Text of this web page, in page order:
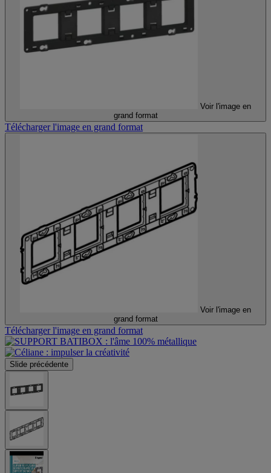
Voir l'image en
grand format
Télécharger l'image en grand format
Voir l'image en
grand format
Télécharger l'image en grand format
Slide précédente